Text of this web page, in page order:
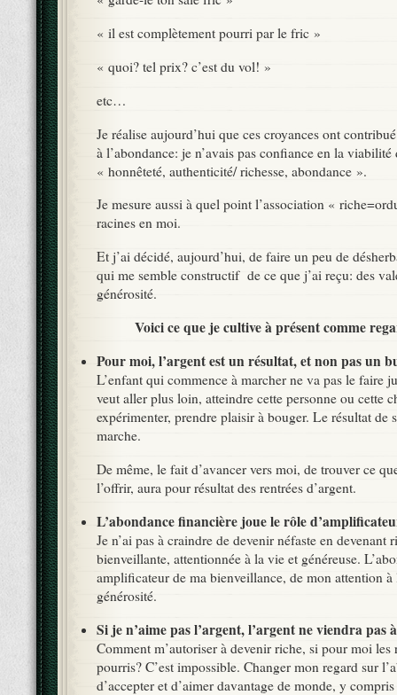
« il est complètement pourri par le fric »
« quoi? tel prix? c’est du vol! »
etc…
Je réalise aujourd’hui que ces croyances ont
à l’abondance: je n’avais pas confiance en la
« honnêteté, authenticité/ richesse, abondance ».
Je mesure aussi à quel point l’association «
racines en moi.
Et j’ai décidé, aujourd’hui, de faire un peu de
qui me semble constructif de ce que j’ai reçu: des
générosité.
Voici ce que je cultive à présent comme
Pour moi, l’argent est un résultat, et non pas un
L’enfant qui commence à marcher ne va pas le faire
veut aller plus loin, atteindre cette personne ou cette
expérimenter, prendre plaisir à bouger. Le résultat de
marche.
De même, le fait d’avancer vers moi, de trouver ce
l’offrir, aura pour résultat des rentrées d’argent.
L’abondance financière joue le rôle
Je n’ai pas à craindre de devenir néfaste en devenant
bienveillante, attentionnée à la vie et généreuse.
amplificateur de ma bienveillance, de mon attention
générosité.
Si je n’aime pas l’argent, l’argent ne viendra pas
Comment m’autoriser à devenir riche, si pour moi les
pourris? C’est impossible. Changer mon regard sur
d’accepter et d’aimer davantage de monde, y